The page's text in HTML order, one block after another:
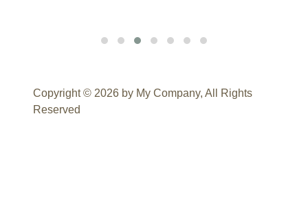
Copyright © 2026 by My Company, All Rights
Reserved